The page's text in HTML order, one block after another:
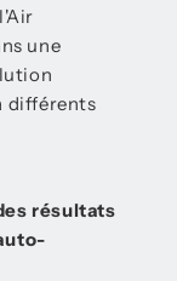
une
différents
résultats